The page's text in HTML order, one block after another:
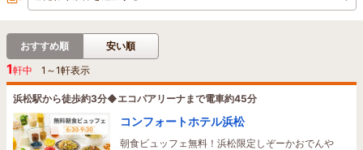
おすすめ順 安い順
1軒中 1 ～1軒表示
浜松駅から徒歩約3分◆エコパアリーナまで電車約45分
コンフォートホテル浜松
朝食ビュッフェ無料！浜松限定しぞーかおでんや